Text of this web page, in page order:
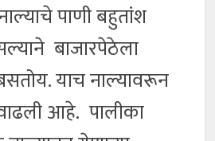
पाणी बहुतांश
बाजारपेठेला
याच नाल्यावरून
आहे. पालीका